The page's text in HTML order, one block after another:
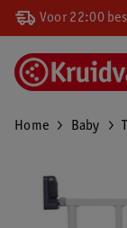
Voor 22:00
Home Baby